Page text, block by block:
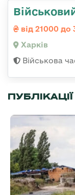
від 21000 до
Харків
Військова
ПУБЛІКАЦІЇ